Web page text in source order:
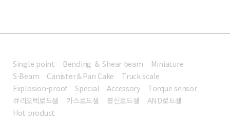
Single point Bending ＆ Shear beam
Miniature
S-Beam
Canister＆Pan Cake
Truck scale
Explosion-proof
Special Accessory
Torque sensor
큐리오텍로드셀
카스로드셀 봉신로드셀
AND로드셀
Hot product